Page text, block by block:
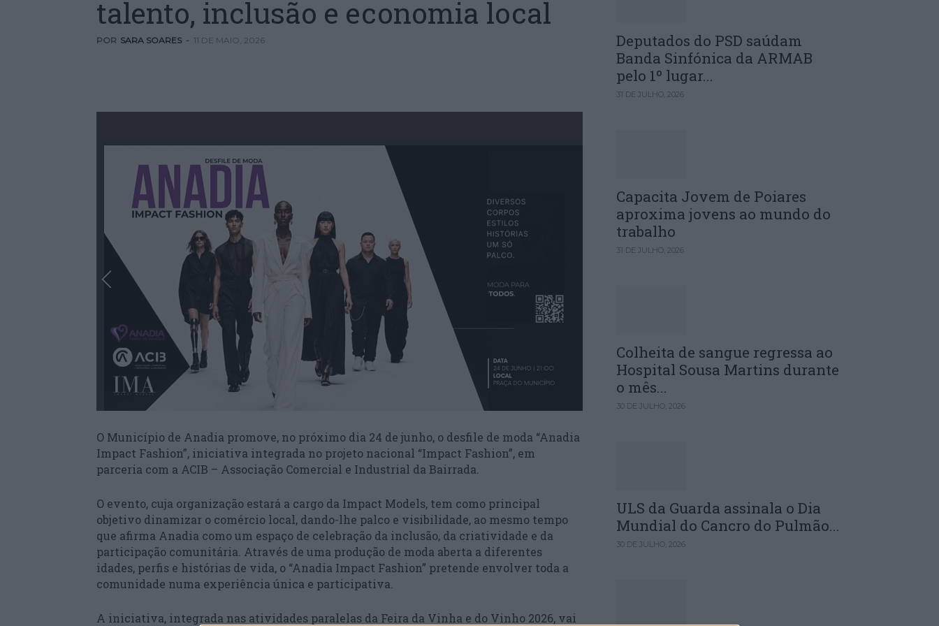
talento, inclusão e economia local
POR SARA SOARES - 11 DE MAIO, 2026
O Município de Anadia promove, no próximo dia 24 de junho, o desfile de moda “Anadia
Impact Fashion”, iniciativa integrada no projeto nacional “Impact Fashion”, em
parceria com a ACIB – Associação Comercial e Industrial da Bairrada.
O evento, cuja organização estará a cargo da Impact Models, tem como principal
objetivo dinamizar o comércio local, dando-lhe palco e visibilidade, ao mesmo tempo
que afirma Anadia como um espaço de celebração da inclusão, da criatividade e da
participação comunitária. Através de uma produção de moda aberta a diferentes
idades, perfis e histórias de vida, o “Anadia Impact Fashion” pretende envolver toda a
comunidade numa experiência única e participativa.
A iniciativa, integrada nas atividades paralelas da Feira da Vinha e do Vinho 2026, vai
Deputados do PSD saúdam
Banda Sinfónica da ARMAB
pelo 1º lugar...
31 DE JULHO, 2026
Capacita Jovem de Poiares
aproxima jovens ao mundo do
trabalho
31 DE JULHO, 2026
Colheita de sangue regressa ao
Hospital Sousa Martins durante
o mês...
30 DE JULHO, 2026
ULS da Guarda assinala o Dia
Mundial do Cancro do Pulmão...
30 DE JULHO, 2026